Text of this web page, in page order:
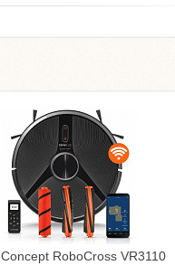
Concept RoboCross VR3110